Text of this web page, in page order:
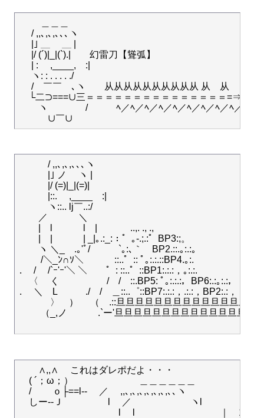
/ ,,､,､,､､､ヽ
|｣ ＿ 　＿ |
|/ (´)|_|(`).|　　幻雷刀【聳弧】
| : 　,____,　:|
ヽ: : . . . . ./
/　￣￣　､ヽ　　从从从从从从从从从从 从　从 　从
└二⊃===∪三＝＝＝＝＝＝＝＝＝＝＝＝＝＝＝=⇒
ヽ　　　　/　　　ﾍ／ﾍ／ﾍ／ﾍ／ﾍ／ﾍ／ﾍ／ﾍ／ﾍ／ﾍ／
/ ,,､,､,､､､ヽ
|｣ ノ 　ヽ |
|/ (=)|_|(=)|
|::.　 ,____　:|
ヽ::.. lj￣..:/
／　　　 ＼
|　l　　 　l　| 　　　 ..,. ., .,
|　|　　　 | _|｡.:_:：゜｡-.;.:゜BP3:;。
ヽ ＼_　.｡'ﾟ/　　　`｡:､｀　BP2.::.｡:.:。
/＼_ﾝ∩ｿ＼　　　 ::..゜:: ﾟ｡:.:.::BP4.｡:.
.　 /　 /`ｰ'ｰ'＼ ＼　　゜: ::..゜::BP1:.:.:，｡:.:.
〈 　く　　　　　/　/　::.BP5: ﾟ｡:.:.:，BP6:.:｡:.:，
.　 ＼　L　　　./　/　＿::..゜::BP7:.:.:，.:.:，BP2:.:，
〉　）　 （　.::旦旦旦旦旦旦旦旦旦旦旦旦旦旦旦
（_,ノ　　　 .`ー'旦旦旦旦旦旦旦旦旦旦旦旦旦旦旦
∧,,∧ 　これはダレポだよ・・・
( ´；ω；）　　　　　　　＿＿＿＿＿＿
/　　 ｏ├==l-- 　／　 ,,､,､,､,､,､,､,､､ヽ
しー--Ｊ 　 　　　 l 　／ 　　　　　　ヽl
l 　l　　　　　　　　　｜　1000ｄｐ